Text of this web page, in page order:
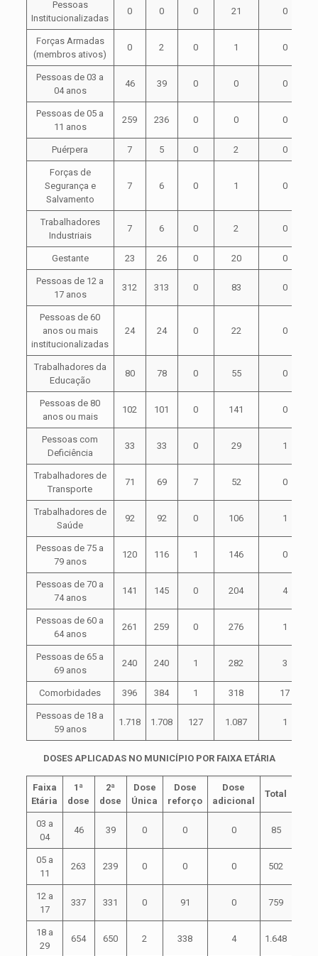
Pessoas
Institucionalizadas
0 0 0 21 0
Forças Armadas
(membros ativos)
0 2 0 1 0
Pessoas de 03 a
04 anos
46 39 0 0 0
Pessoas de 05 a
11 anos
259 236 0 0 0
Puérpera 7 5 0 2 0
Forças de
Segurança e
Salvamento
7 6 0 1 0
Trabalhadores
Industriais
7 6 0 2 0
Gestante 23 26 0 20 0
Pessoas de 12 a
17 anos
312 313 0 83 0
Pessoas de 60
anos ou mais
institucionalizadas
24 24 0 22 0
Trabalhadores da
Educação
80 78 0 55 0
Pessoas de 80
anos ou mais
102 101 0 141 0
Pessoas com
Deficiência
33 33 0 29 1
Trabalhadores de
Transporte
71 69 7 52 0
Trabalhadores de
Saúde
92 92 0 106 1
Pessoas de 75 a
79 anos
120 116 1 146 0
Pessoas de 70 a
74 anos
141 145 0 204 4
Pessoas de 60 a
64 anos
261 259 0 276 1
Pessoas de 65 a
69 anos
240 240 1 282 3
Comorbidades 396 384 1 318 17
Pessoas de 18 a
59 anos
1.718 1.708 127 1.087 1
DOSES APLICADAS NO MUNICÍPIO POR FAIXA ETÁRIA
Faixa
Etária
1ª
dose
2ª
dose
Dose
Única
Dose
reforço
Dose
adicional
Total
03 a
04
46 39 0 0 0 85
05 a
11
263 239 0 0 0 502
12 a
17
337 331 0 91 0 759
18 a
29
654 650 2 338 4 1.648